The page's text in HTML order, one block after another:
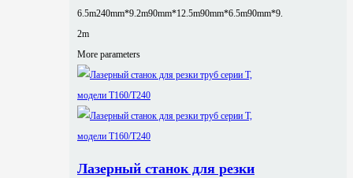
6.5m240mm*9.2m90mm*12.5m90mm*6.5m90mm*9.
2m
More parameters
Лазерный станок для резки